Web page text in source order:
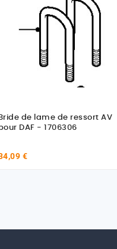
Bride de lame de ressort AV
DAF - 1706306
€